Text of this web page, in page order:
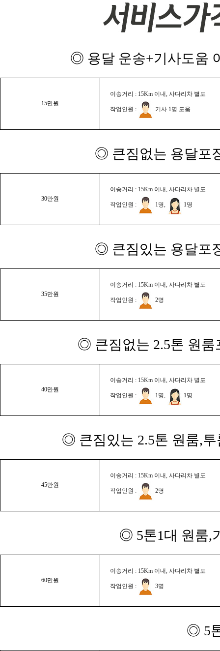
◎ 용달 운송+기사도움
15만원
이송거리 : 15Km 이내, 사다리차 별도
작업인원 : 기사 1명 도움
◎ 큰짐없는 용달포
30만원
이송거리 : 15Km 이내, 사다리차 별도
작업인원 : 1명, 1명
◎ 큰짐있는 용달포
35만원
이송거리 : 15Km 이내, 사다리차 별도
작업인원 : 2명
◎ 큰짐없는 2.5톤 원룸
40만원
이송거리 : 15Km 이내, 사다리차 별도
작업인원 : 1명, 1명
◎ 큰짐있는 2.5톤 원룸,
45만원
이송거리 : 15Km 이내, 사다리차 별도
작업인원 : 2명
◎ 5톤1대 원룸,
60만원
이송거리 : 15Km 이내, 사다리차 별도
작업인원 : 3명
◎ 5